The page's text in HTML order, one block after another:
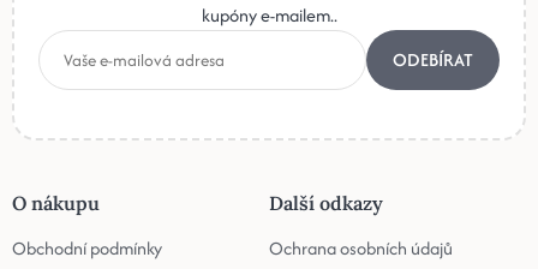
kupóny e-mailem..
ODEBÍRAT
O nákupu
Obchodní podmínky
Další odkazy
Ochrana osobních údajů